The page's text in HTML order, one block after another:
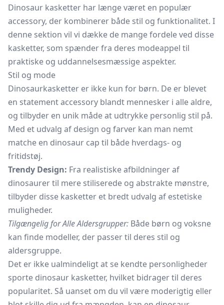
Dinosaur kasketter har længe været en populær
accessory, der kombinerer både stil og funktionalitet. I
denne sektion vil vi dække de mange fordele ved disse
kasketter, som spænder fra deres modeappel til
praktiske og uddannelsesmæssige aspekter.
Stil og mode
Dinosaurkasketter er ikke kun for børn. De er blevet
en statement accessory blandt mennesker i alle aldre,
og tilbyder en unik måde at udtrykke personlig stil på.
Med et udvalg af design og farver kan man nemt
matche en dinosaur cap til både hverdags- og
fritidstøj.
Trendy Design: Fra realistiske afbildninger af
dinosaurer til mere stiliserede og abstrakte mønstre,
tilbyder disse kasketter et bredt udvalg af estetiske
muligheder.
Tilgængelig for Alle Aldersgrupper: Både børn og voksne
kan finde modeller, der passer til deres stil og
aldersgruppe.
Det er ikke ualmindeligt at se kendte personligheder
sporte dinosaur kasketter, hvilket bidrager til deres
popularitet. Så uanset om du vil være moderigtig eller